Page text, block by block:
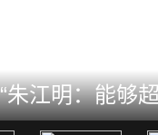
朱江明：能够